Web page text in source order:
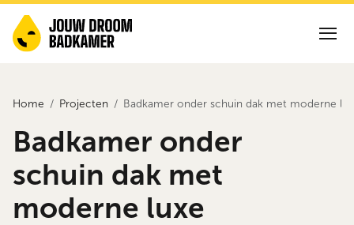
Home Projecten Badkamer onder schuin dak met moderne
Badkamer onder
schuin dak met
moderne luxe